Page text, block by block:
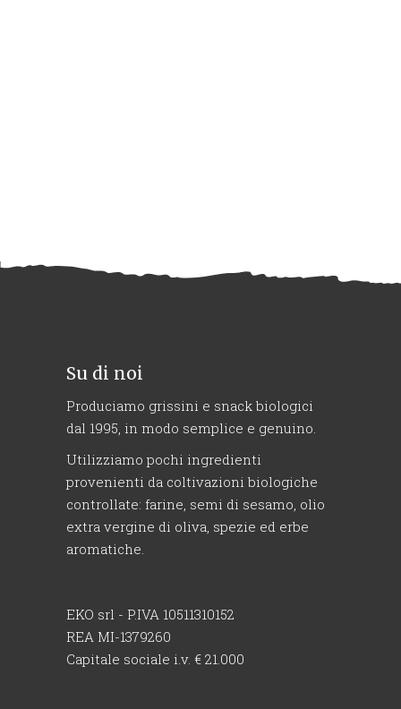
Su di noi
Produciamo grissini e snack biologici
dal 1995, in modo semplice e genuino.
Utilizziamo pochi ingredienti
provenienti da coltivazioni biologiche
controllate: farine, semi di sesamo, olio
extra vergine di oliva, spezie ed erbe
aromatiche.
EKO srl - P.IVA 10511310152
REA MI-1379260
Capitale sociale i.v. € 21.000